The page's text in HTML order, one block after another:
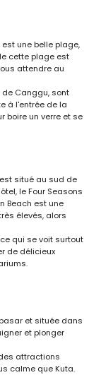
une belle plage,
cette plage est
attendre au
Canggu, sont
à l'entrée de la
boire un verre et se
situé au sud de
le Four Seasons
Beach est une
élevés, alors
qui se voit surtout
de délicieux
et située dans
et plonger
attractions
calme que Kuta.